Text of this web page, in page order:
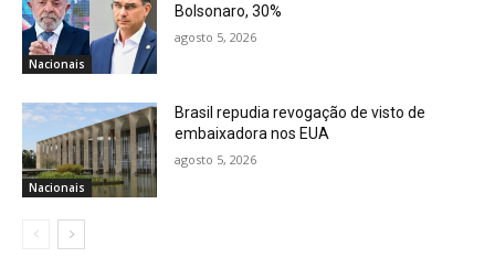
Nacionais
Bolsonaro, 30%
agosto 5, 2026
Nacionais
Brasil repudia revogação de visto de
embaixadora nos EUA
agosto 5, 2026